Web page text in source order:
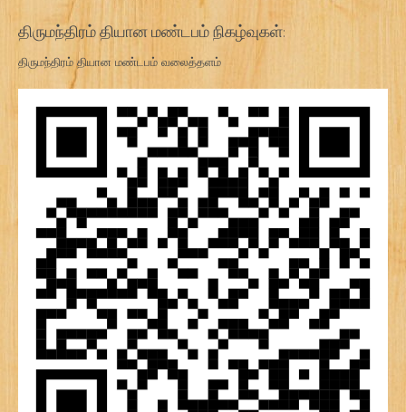
திருமந்திரம் தியான மண்டபம் நிகழ்வுகள்:
திருமந்திரம் தியான மண்டபம் வலைத்தளம்